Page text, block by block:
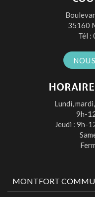
35160
Tél :
Lundi,
9h-
Jeudi : 9h-
MONTFORT